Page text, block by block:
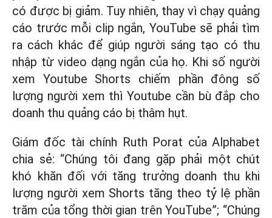
có được bị giảm. Tuy nhiên, thay vì chạy quảng
cáo trước mỗi clip ngắn, YouTube sẽ phải tìm
ra cách khác để giúp người sáng tạo có thu
nhập từ video dạng ngắn của họ. Khi số người
xem Youtube Shorts chiếm phần đông số
lượng người xem thì Youtube cần bù đắp cho
doanh thu quảng cáo bị thâm hụt.
Giám đốc tài chính Ruth Porat của Alphabet
chia sẻ: “Chúng tôi đang gặp phải một chút
khó khăn đối với tăng trưởng doanh thu khi
lượng người xem Shorts tăng theo tỷ lệ phần
trăm của tổng thời gian trên YouTube”; “Chúng